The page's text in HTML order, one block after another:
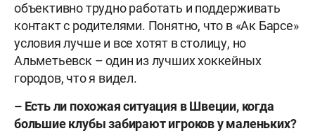
объективно трудно работать и поддерживать
контакт с родителями. Понятно, что в «Ак Барсе»
условия лучше и все хотят в столицу, но
Альметьевск – один из лучших хоккейных
городов, что я видел.
– Есть ли похожая ситуация в Швеции, когда
большие клубы забирают игроков у маленьких?